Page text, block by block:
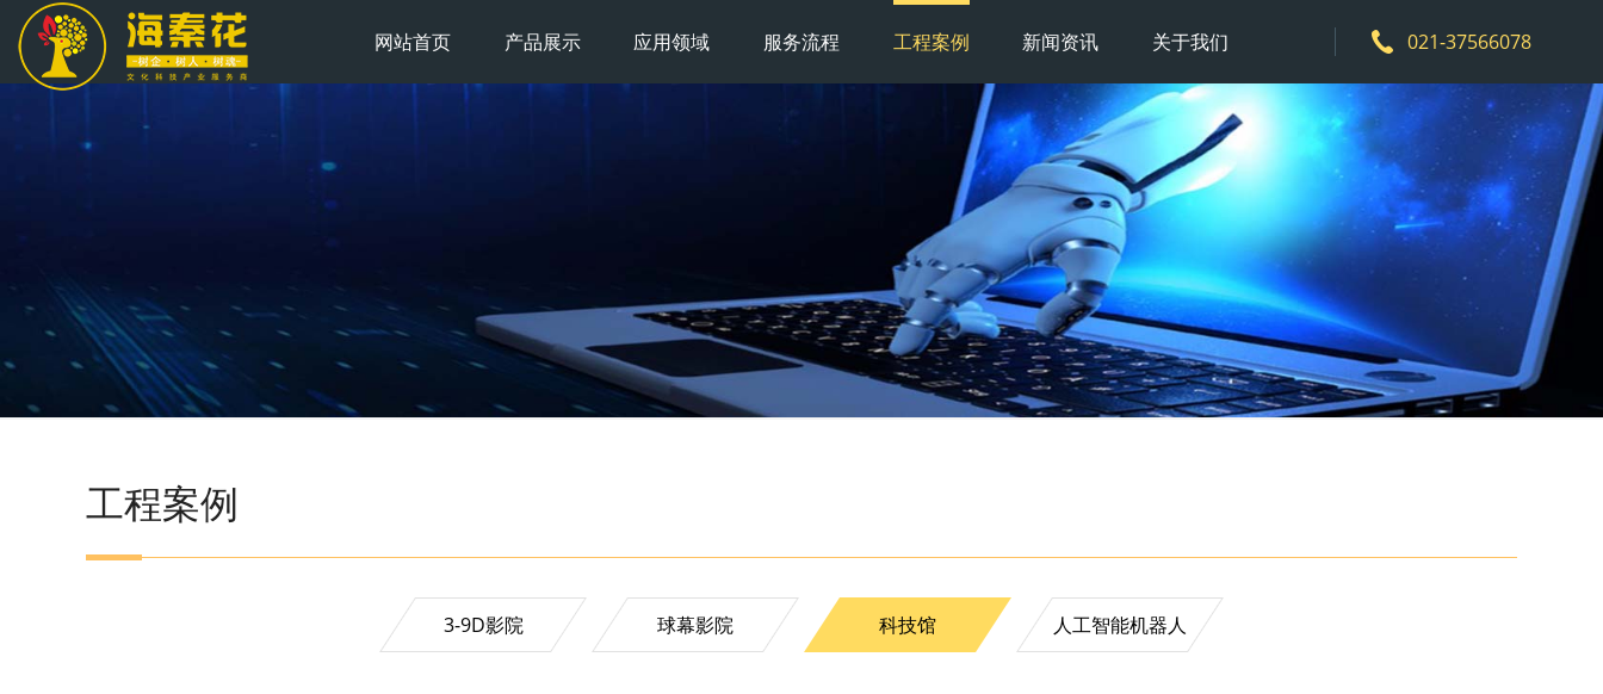
网站首页 产品展示 应用领域 服务流程 工程案例 新闻资讯 关于我们 021-37566078
工程案例
3-9D影院 球幕影院 科技馆 人工智能机器人